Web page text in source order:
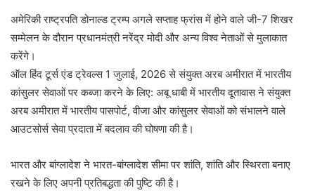
अमेरिकी राष्ट्रपति डोनाल्ड ट्रम्प अगले सप्ताह फ्रांस में होने वाले जी-7 शिखर
सम्मेलन के दौरान प्रधानमंत्री नरेंद्र मोदी और अन्य विश्व नेताओं से मुलाकात
करेंगे।
ऑल हिंद टूर्स एंड ट्रेवल्स 1 जुलाई, 2026 से संयुक्त अरब अमीरात में भारतीय
कांसुलर सेवाओं पर कब्जा करने के लिए: अबू धाबी में भारतीय दूतावास ने संयुक्त
अरब अमीरात में भारतीय पासपोर्ट, वीजा और कांसुलर सेवाओं को संभालने वाले
आउटसोर्स सेवा प्रदाता में बदलाव की घोषणा की है।
भारत और बांग्लादेश ने भारत-बांग्लादेश सीमा पर शांति, शांति और स्थिरता बनाए
रखने के लिए अपनी प्रतिबद्धता की पुष्टि की है।